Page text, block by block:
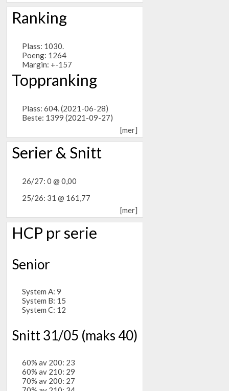
Ranking
Plass: 1030.
Poeng: 1264
Margin: +-157
Toppranking
Plass: 604. (2021-06-28)
Beste: 1399 (2021-09-27)
[mer]
Serier & Snitt
26/27: 0 @ 0,00
25/26: 31 @ 161,77
[mer]
HCP pr serie
Senior
System A: 9
System B: 15
System C: 12
Snitt 31/05 (maks 40)
60% av 200: 23
60% av 210: 29
70% av 200: 27